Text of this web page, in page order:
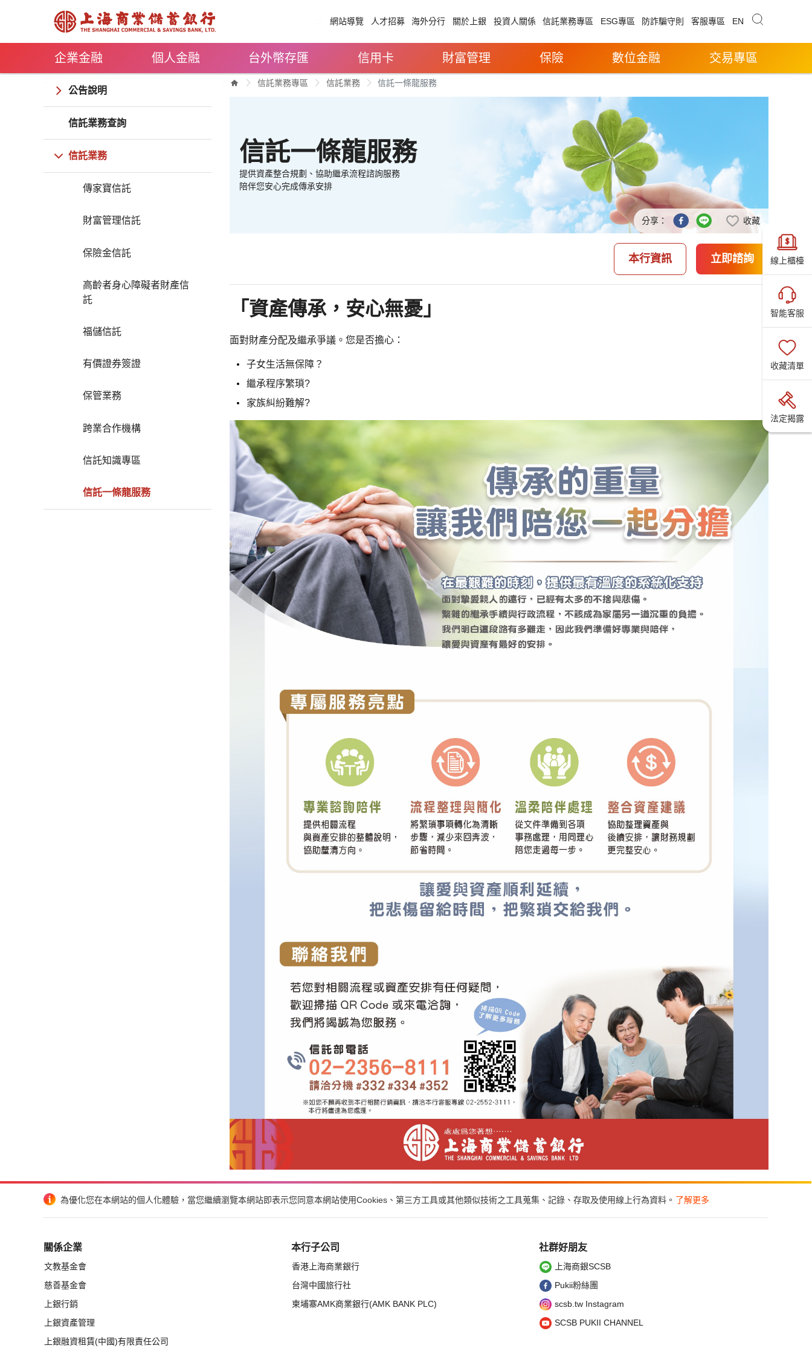
網站導覽 人才招募 海外分行 關於上銀 投資人關係 信託業務專區 ESG專區 防詐騙守則 客服專區 EN
企業金融 個人金融 台外幣存匯 信用卡 財富管理 保險 數位金融 交易專區
公告說明
信託業務查詢
信託業務
傳家寶信託
財富管理信託
保險金信託
高齡者身心障礙者財產信
託
福儲信託
有價證券簽證
保管業務
跨業合作機構
信託知識專區
信託一條龍服務
信託業務專區 信託業務 信託一條龍服務
分享： 收藏
信託一條龍服務
提供資產整合規劃、協助繼承流程諮詢服務
陪伴您安心完成傳承安排
本行資訊 立即諮詢
「資產傳承，安心無憂」
面對財產分配及繼承爭議。您是否擔心：
子女生活無保障？
繼承程序繁瑣?
家族糾紛難解?
為優化您在本網站的個人化體驗，當您繼續瀏覽本網站即表示您同意本網站使用Cookies、第三方工具或其他類似技術之工具蒐集、記錄、存取及使用線上行為資料。 了解更多
關係企業
文教基金會
慈善基金會
上銀行銷
上銀資產管理
上銀融資租賃(中國)有限責任公司
本行子公司
香港上海商業銀行
台灣中國旅行社
柬埔寨AMK商業銀行(AMK BANK PLC)
社群好朋友
上海商銀SCSB
Pukii粉絲團
scsb.tw Instagram
SCSB PUKII CHANNEL
線上櫃檯
智能客服
收藏清單
法定揭露